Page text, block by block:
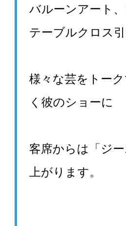
バルーンアート
テーブルクロス
様々な芸をトー
く彼のショーに
客席からは「ジ
上がります。